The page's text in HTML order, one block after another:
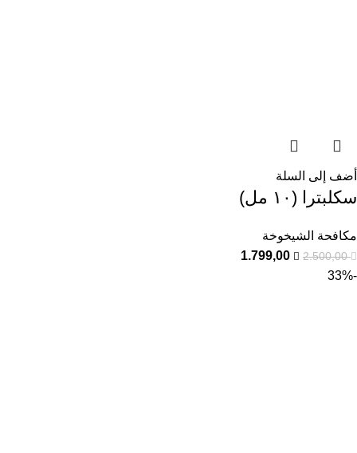
أضف إلى السلة
سكلبترا (١٠ مل)
مكافحة الشيخوخة
2.500,00
1.799,00
-33%